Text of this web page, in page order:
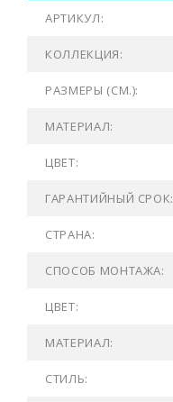
АРТИКУЛ:
КОЛЛЕКЦИЯ:
РАЗМЕРЫ (СМ.):
МАТЕРИАЛ:
ЦВЕТ:
ГАРАНТИЙНЫЙ СРОК:
СТРАНА:
СПОСОБ МОНТАЖА:
ЦВЕТ:
МАТЕРИАЛ:
СТИЛЬ: